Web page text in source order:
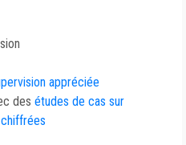
appréciée
des études de cas sur